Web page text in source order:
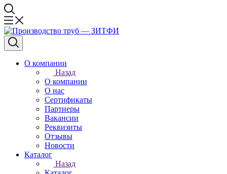
О компании
Назад
О компании
О нас
Сертификаты
Партнеры
Вакансии
Реквизиты
Отзывы
Новости
Каталог
Назад